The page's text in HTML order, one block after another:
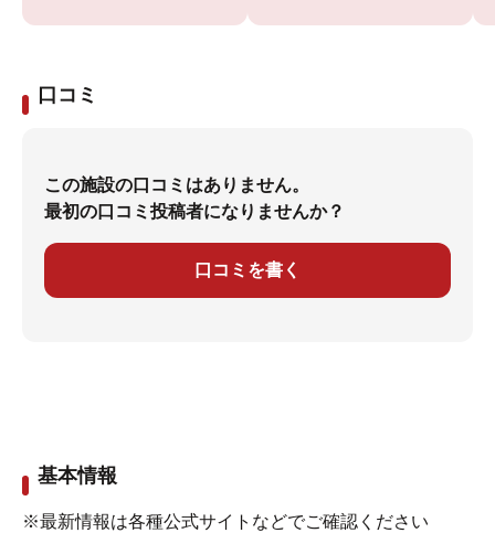
口コミ
この施設の口コミはありません。
最初の口コミ投稿者になりませんか？
口コミを書く
基本情報
※最新情報は各種公式サイトなどでご確認ください